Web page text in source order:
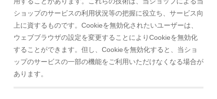
ショップのサービスの利用状況等の把握に役立ち、サービス向
上に資するものです。Cookieを無効化されたいユーザーは、
ウェブブラウザの設定を変更することによりCookieを無効化
することができます。但し、Cookieを無効化すると、当ショ
ップのサービスの一部の機能をご利用いただけなくなる場合が
あります。